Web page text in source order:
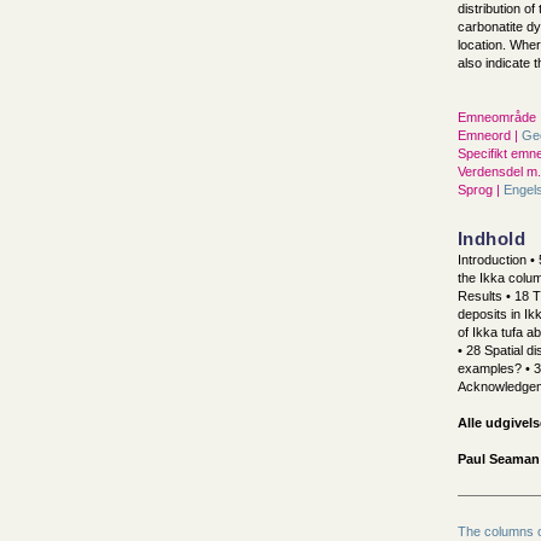
distribution of
carbonatite
location.
also indicate
Emneområde
Emneord |
Specifikt
Verdensdel
Sprog |
Indhold
Introduction •
the Ikka
Results • 18
deposits in
of Ikka tufa
• 28 Spatial
examples? •
Alle
Paul
The columns